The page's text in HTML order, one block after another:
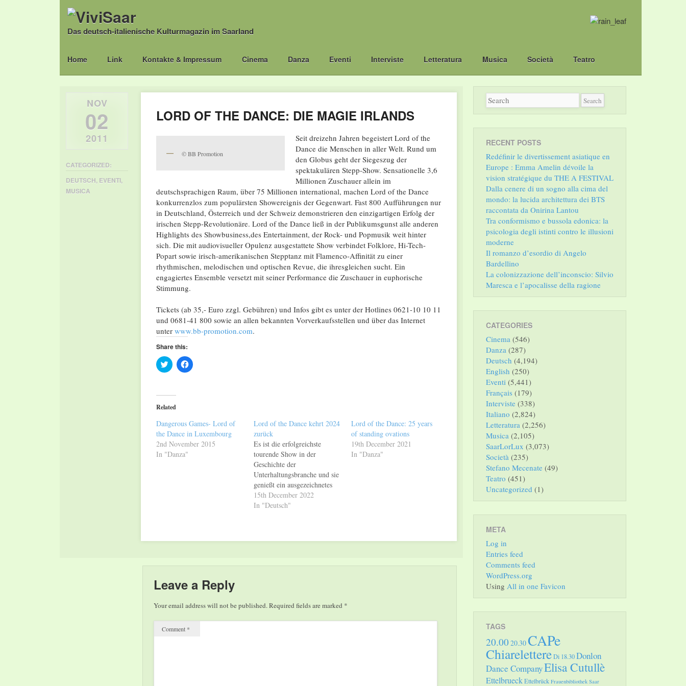
Das deutsch-italienische Kulturmagazin im Saarland
Main menu
Skip
Home Link Kontakte & Impressum Cinema Danza Eventi Interviste Letteratura Musica Società Teatro
LORD OF THE DANCE: DIE MAGIE IRLANDS
© BB Promotion
Seit dreizehn Jahren begeistert Lord of the
Dance die Menschen in aller Welt. Rund um
den Globus geht der Siegeszug der
spektakulären Stepp-Show. Sensationelle 3,6
Millionen Zuschauer allein im
deutschsprachigen Raum, über 75 Millionen international, machen Lord of the Dance
konkurrenzlos zum populärsten Showereignis der Gegenwart. Fast 800 Aufführungen nur
in Deutschland, Österreich und der Schweiz demonstrieren den einzigartigen Erfolg der
irischen Stepp-Revolutionäre. Lord of the Dance ließ in der Publikumsgunst alle anderen
Highlights des Showbusiness,des Entertainment, der Rock- und Popmusik weit hinter
sich. Die mit audiovisueller Opulenz ausgestattete Show verbindet Folklore, Hi-Tech-
Popart sowie irisch-amerikanischen Stepptanz mit Flamenco-Affinität zu einer
rhythmischen, melodischen und optischen Revue, die ihresgleichen sucht. Ein
engagiertes Ensemble versetzt mit seiner Performance die Zuschauer in euphorische
Stimmung.
Tickets (ab 35,- Euro zzgl. Gebühren) und Infos gibt es unter der Hotlines 0621-10 10 11
und 0681-41 800 sowie an allen bekannten Vorverkaufsstellen und über das Internet
unter www.bb-promotion.com.
Share this:
Click
to
(Opens
in
new
Click
to
Related
Dangerous Games- Lord of
the Dance in Luxembourg
2nd November 2015
In "Danza"
Lord of the Dance kehrt 2024
zurück
Es ist die erfolgreichste
tourende Show in der
Geschichte der
Unterhaltungsbranche und sie
genießt ein ausgezeichnetes
internationales Renommee:
Seit seiner Uraufführung hat
Kontinenten begeistert. Die
15th December 2022
In "Deutsch"
Lord of the Dance: 25 years
of standing ovations
19th December 2021
In "Danza"
NOV
02
2011
CATEGORIZED:
DEUTSCH, EVENTI,
MUSICA
Leave a Reply
Your email address will not be published.Required fields are marked *
Comment *
RECENT POSTS
Redéfinir le divertissement asiatique en
Europe : Emma Amelin dévoile la
vision stratégique du THE A FESTIVAL
Dalla cenere di un sogno alla cima del
mondo: la lucida architettura dei BTS
raccontata da Onirina Lantou
Tra conformismo e bussola edonica: la
psicologia degli istinti contro le illusioni
moderne
Il romanzo d’esordio di Angelo
Bardellino
La colonizzazione dell’inconscio: Silvio
Maresca e l’apocalisse della ragione
CATEGORIES
Cinema (546)
Danza (287)
Deutsch (4,194)
English (250)
Eventi (5,441)
Français (179)
Interviste (338)
Italiano (2,824)
Letteratura (2,256)
Musica (2,105)
SaarLorLux (3,073)
Società (235)
Stefano Mecenate (49)
Teatro (451)
Uncategorized (1)
META
Log in
Entries feed
Comments feed
WordPress.org
Using All in one Favicon
TAGS
20.00 20.30CAPe
ChiarelettereDi 18.30Donlon
Dance CompanyElisa Cutullè
EttelbrueckEttelbrück Frauenbibliothek Saar